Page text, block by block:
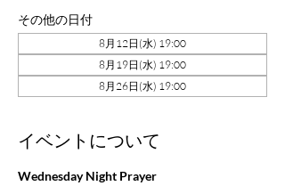
その他の日付
8月12日(水) 19:00
8月19日(水) 19:00
8月26日(水) 19:00
イベントについて
Wednesday Night Prayer